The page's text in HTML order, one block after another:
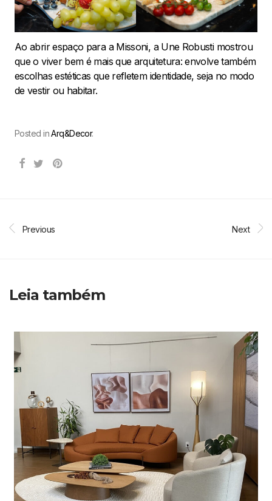
Ao abrir espaço para a Missoni, a Une Robusti mostrou
que o viver bem é mais que arquitetura: envolve também
escolhas estéticas que refletem identidade, seja no modo
de vestir ou habitar.
Posted inArq&Decor.
Previous Next
Leia também